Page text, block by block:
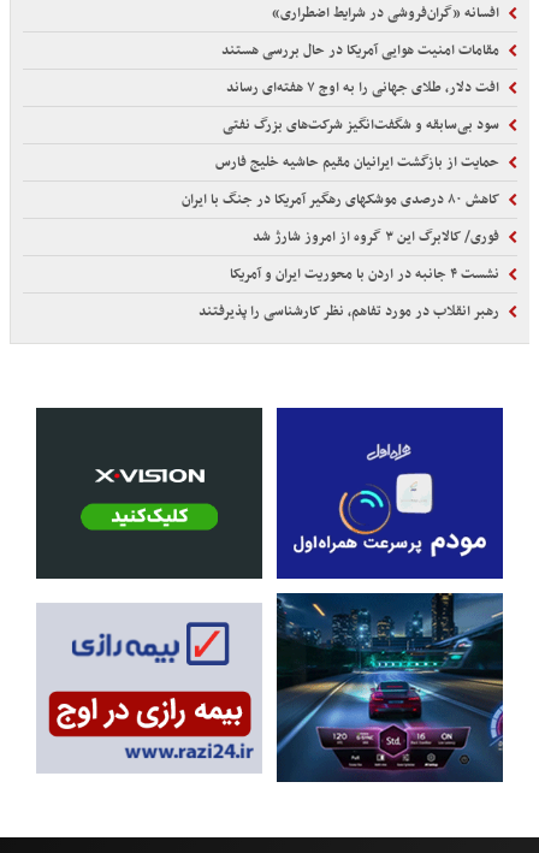
افسانه «گران‌فروشی در شرایط اضطراری»
مقامات امنیت هوایی آمریکا در حال بررسی هستند
افت دلار، طلای جهانی را به اوج ۷ هفته‌ای رساند
سود بی‌سابقه و شگفت‌انگیز شرکت‌های بزرگ نفتی
حمایت از بازگشت ایرانیان مقیم حاشیه خلیج فارس
کاهش ۸۰ درصدی موشکهای رهگیر آمریکا در جنگ با ایران
فوری/ کالابرگ این ۳ گروه از امروز شارژ شد
نشست ۴ جانبه در اردن با محوریت ایران و آمریکا
رهبر انقلاب در مورد تفاهم، نظر کارشناسی را پذیرفتند